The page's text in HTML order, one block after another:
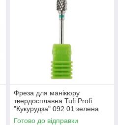
Фреза для манікюру
твердосплавна Tufi Profi
"Кукурудза" 092 01 зелена
Готово до відправки